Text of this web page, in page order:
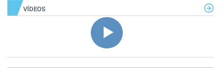
VÍDEOS